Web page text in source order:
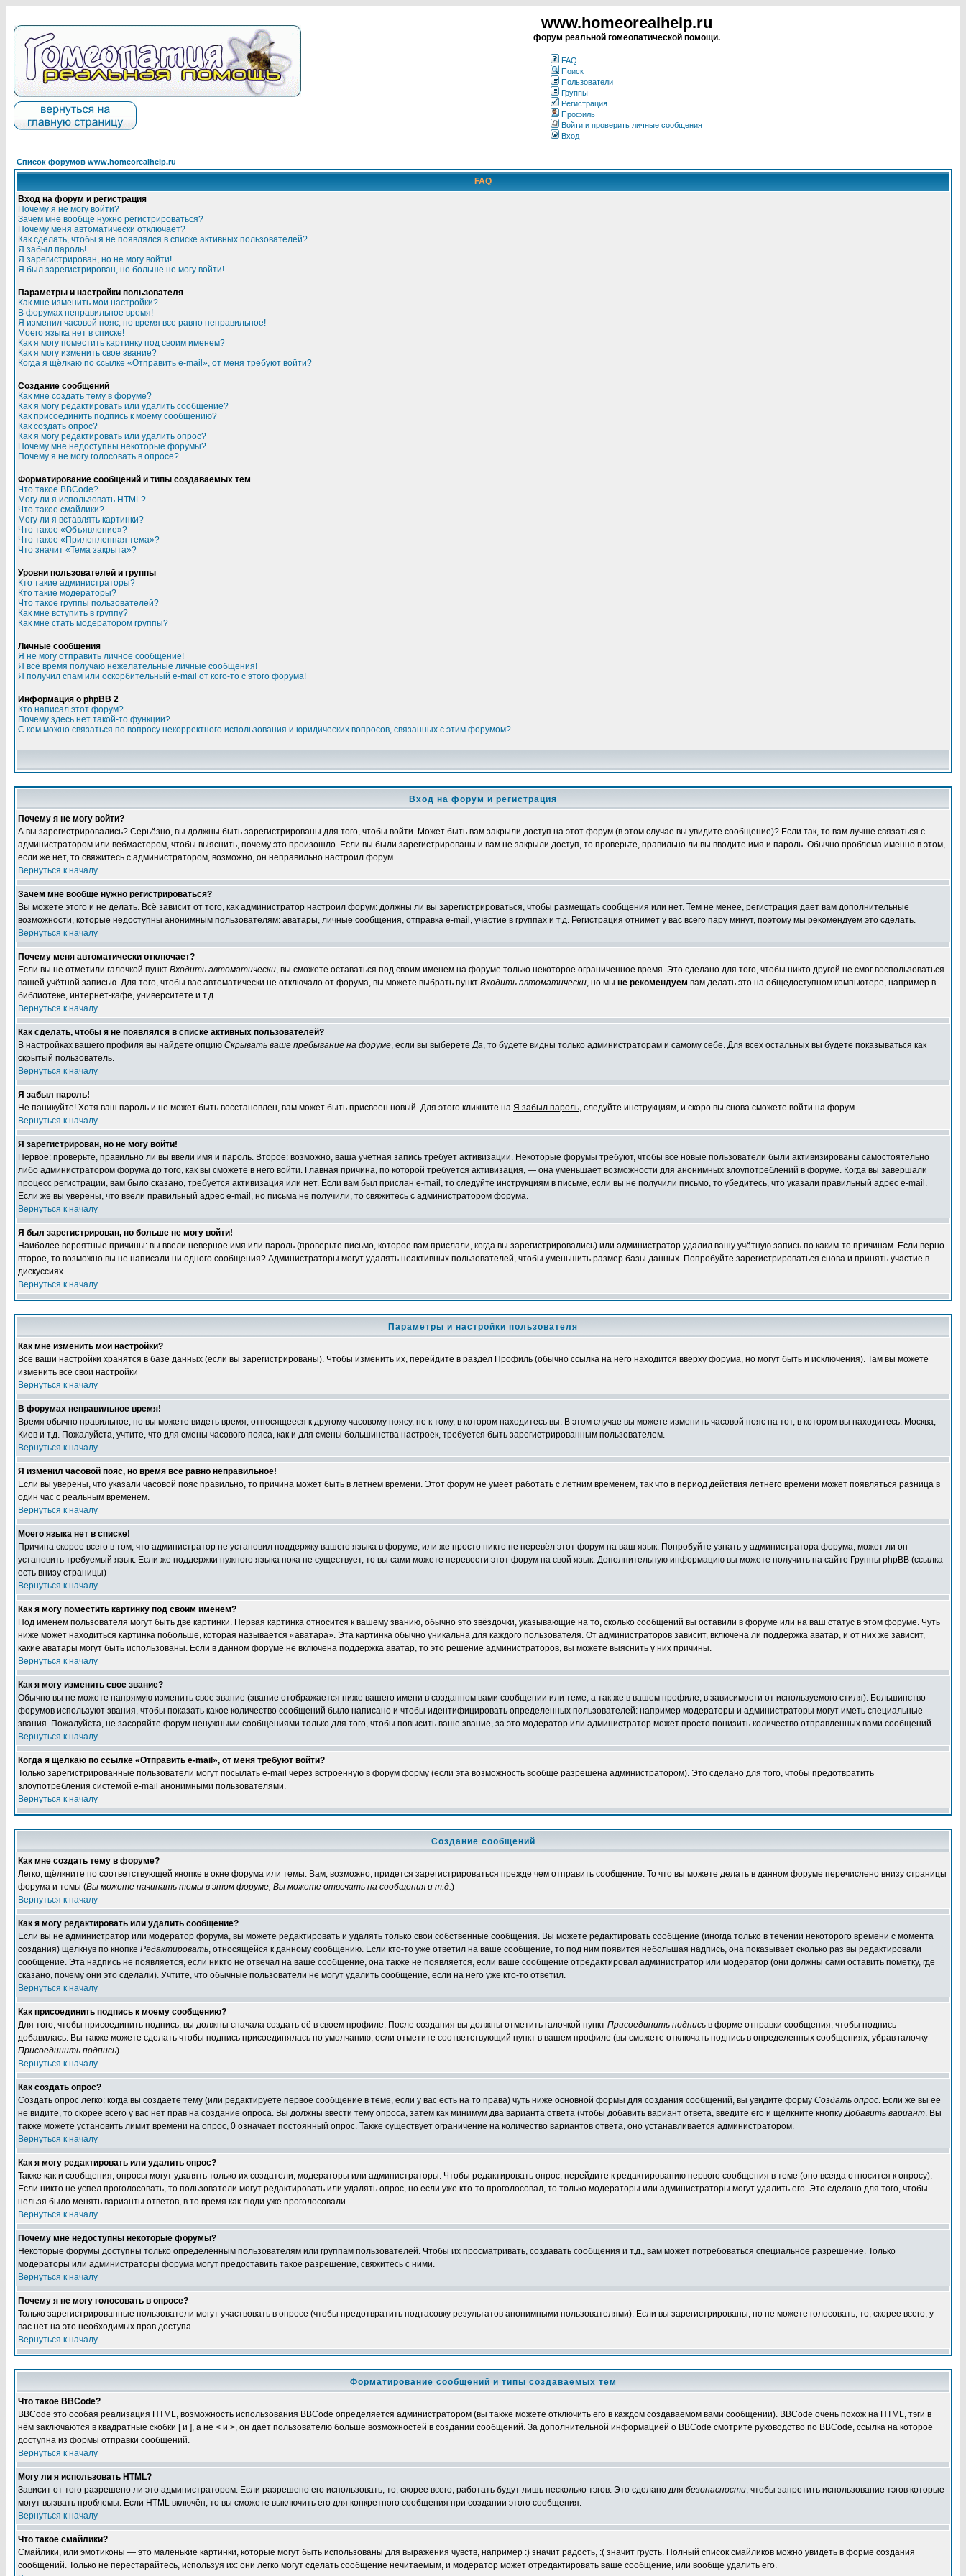
www.homeorealhelp.ru
форум реальной гомеопатической помощи.
FAQ
Поиск
Пользователи
Группы
Регистрация
Профиль
Войти и проверить личные сообщения
Вход
Список форумов www.homeorealhelp.ru
FAQ
Вход на форум и регистрация
Почему я не могу войти?
Зачем мне вообще нужно регистрироваться?
Почему меня автоматически отключает?
Как сделать, чтобы я не появлялся в списке активных пользователей?
Я забыл пароль!
Я зарегистрирован, но не могу войти!
Я был зарегистрирован, но больше не могу войти!
Параметры и настройки пользователя
Как мне изменить мои настройки?
В форумах неправильное время!
Я изменил часовой пояс, но время все равно неправильное!
Моего языка нет в списке!
Как я могу поместить картинку под своим именем?
Как я могу изменить свое звание?
Когда я щёлкаю по ссылке «Отправить e-mail», от меня требуют войти?
Создание сообщений
Как мне создать тему в форуме?
Как я могу редактировать или удалить сообщение?
Как присоединить подпись к моему сообщению?
Как создать опрос?
Как я могу редактировать или удалить опрос?
Почему мне недоступны некоторые форумы?
Почему я не могу голосовать в опросе?
Форматирование сообщений и типы создаваемых тем
Что такое BBCode?
Могу ли я использовать HTML?
Что такое смайлики?
Могу ли я вставлять картинки?
Что такое «Объявление»?
Что такое «Прилепленная тема»?
Что значит «Тема закрыта»?
Уровни пользователей и группы
Кто такие администраторы?
Кто такие модераторы?
Что такое группы пользователей?
Как мне вступить в группу?
Как мне стать модератором группы?
Личные сообщения
Я не могу отправить личное сообщение!
Я всё время получаю нежелательные личные сообщения!
Я получил спам или оскорбительный e-mail от кого-то с этого форума!
Информация о phpBB 2
Кто написал этот форум?
Почему здесь нет такой-то функции?
С кем можно связаться по вопросу некорректного использования и юридических вопросов, связанных с этим форумом?
Вход на форум и регистрация
Почему я не могу войти?
А вы зарегистрировались? Серьёзно, вы должны быть зарегистрированы для того, чтобы войти. Может быть вам закрыли доступ на этот форум (в этом случае вы увидите сообщение)? Если так, то вам лучше связаться с
администратором или вебмастером, чтобы выяснить, почему это произошло. Если вы были зарегистрированы и вам не закрыли доступ, то проверьте, правильно ли вы вводите имя и пароль. Обычно проблема именно в этом,
если же нет, то свяжитесь с администратором, возможно, он неправильно настроил форум.
Вернуться к началу
Зачем мне вообще нужно регистрироваться?
Вы можете этого и не делать. Всё зависит от того, как администратор настроил форум: должны ли вы зарегистрироваться, чтобы размещать сообщения или нет. Тем не менее, регистрация дает вам дополнительные
возможности, которые недоступны анонимным пользователям: аватары, личные сообщения, отправка e-mail, участие в группах и т.д. Регистрация отнимет у вас всего пару минут, поэтому мы рекомендуем это сделать.
Вернуться к началу
Почему меня автоматически отключает?
Если вы не отметили галочкой пункт Входить автоматически, вы сможете оставаться под своим именем на форуме только некоторое ограниченное время. Это сделано для того, чтобы никто другой не смог воспользоваться
вашей учётной записью. Для того, чтобы вас автоматически не отключало от форума, вы можете выбрать пункт Входить автоматически, но мы не рекомендуем вам делать это на общедоступном компьютере, например в
библиотеке, интернет-кафе, университете и т.д.
Вернуться к началу
Как сделать, чтобы я не появлялся в списке активных пользователей?
В настройках вашего профиля вы найдете опцию Скрывать ваше пребывание на форуме, если вы выберетеДа, то будете видны только администраторам и самому себе. Для всех остальных вы будете показываться как
скрытый пользователь.
Вернуться к началу
Я забыл пароль!
Не паникуйте! Хотя ваш пароль и не может быть восстановлен, вам может быть присвоен новый. Для этого кликните на Я забыл пароль, следуйте инструкциям, и скоро вы снова сможете войти на форум
Вернуться к началу
Я зарегистрирован, но не могу войти!
Первое: проверьте, правильно ли вы ввели имя и пароль. Второе: возможно, ваша учетная запись требует активизации. Некоторые форумы требуют, чтобы все новые пользователи были активизированы самостоятельно
либо администратором форума до того, как вы сможете в него войти. Главная причина, по которой требуется активизация, — она уменьшает возможности для анонимных злоупотреблений в форуме. Когда вы завершали
процесс регистрации, вам было сказано, требуется активизация или нет. Если вам был прислан e-mail, то следуйте инструкциям в письме, если вы не получили письмо, то убедитесь, что указали правильный адрес e-mail.
Если же вы уверены, что ввели правильный адрес e-mail, но письма не получили, то свяжитесь с администратором форума.
Вернуться к началу
Я был зарегистрирован, но больше не могу войти!
Наиболее вероятные причины: вы ввели неверное имя или пароль (проверьте письмо, которое вам прислали, когда вы зарегистрировались) или администратор удалил вашу учётную запись по каким-то причинам. Если верно
второе, то возможно вы не написали ни одного сообщения? Администраторы могут удалять неактивных пользователей, чтобы уменьшить размер базы данных. Попробуйте зарегистрироваться снова и принять участие в
дискуссиях.
Вернуться к началу
Параметры и настройки пользователя
Как мне изменить мои настройки?
Все ваши настройки хранятся в базе данных (если вы зарегистрированы). Чтобы изменить их, перейдите в раздел Профиль (обычно ссылка на него находится вверху форума, но могут быть и исключения). Там вы можете
изменить все свои настройки
Вернуться к началу
В форумах неправильное время!
Время обычно правильное, но вы можете видеть время, относящееся к другому часовому поясу, не к тому, в котором находитесь вы. В этом случае вы можете изменить часовой пояс на тот, в котором вы находитесь: Москва,
Киев и т.д. Пожалуйста, учтите, что для смены часового пояса, как и для смены большинства настроек, требуется быть зарегистрированным пользователем.
Вернуться к началу
Я изменил часовой пояс, но время все равно неправильное!
Если вы уверены, что указали часовой пояс правильно, то причина может быть в летнем времени. Этот форум не умеет работать с летним временем, так что в период действия летнего времени может появляться разница в
один час с реальным временем.
Вернуться к началу
Моего языка нет в списке!
Причина скорее всего в том, что администратор не установил поддержку вашего языка в форуме, или же просто никто не перевёл этот форум на ваш язык. Попробуйте узнать у администратора форума, может ли он
установить требуемый язык. Если же поддержки нужного языка пока не существует, то вы сами можете перевести этот форум на свой язык. Дополнительную информацию вы можете получить на сайте Группы phpBB (ссылка
есть внизу страницы)
Вернуться к началу
Как я могу поместить картинку под своим именем?
Под именем пользователя могут быть две картинки. Первая картинка относится к вашему званию, обычно это звёздочки, указывающие на то, сколько сообщений вы оставили в форуме или на ваш статус в этом форуме. Чуть
ниже может находиться картинка побольше, которая называется «аватара». Эта картинка обычно уникальна для каждого пользователя. От администраторов зависит, включена ли поддержка аватар, и от них же зависит,
какие аватары могут быть использованы. Если в данном форуме не включена поддержка аватар, то это решение администраторов, вы можете выяснить у них причины.
Вернуться к началу
Как я могу изменить свое звание?
Обычно вы не можете напрямую изменить свое звание (звание отображается ниже вашего имени в созданном вами сообщении или теме, а так же в вашем профиле, в зависимости от используемого стиля). Большинство
форумов используют звания, чтобы показать какое количество сообщений было написано и чтобы идентифицировать определенных пользователей: например модераторы и администраторы могут иметь специальные
звания. Пожалуйста, не засоряйте форум ненужными сообщениями только для того, чтобы повысить ваше звание, за это модератор или администратор может просто понизить количество отправленных вами сообщений.
Вернуться к началу
Когда я щёлкаю по ссылке «Отправить e-mail», от меня требуют войти?
Только зарегистрированные пользователи могут посылать e-mail через встроенную в форум форму (если эта возможность вообще разрешена администратором). Это сделано для того, чтобы предотвратить
злоупотребления системой e-mail анонимными пользователями.
Вернуться к началу
Создание сообщений
Как мне создать тему в форуме?
Легко, щёлкните по соответствующей кнопке в окне форума или темы. Вам, возможно, придется зарегистрироваться прежде чем отправить сообщение. То что вы можете делать в данном форуме перечислено внизу страницы
форума и темы (Вы можете начинать темы в этом форуме, Вы можете отвечать на сообщения и т.д.)
Вернуться к началу
Как я могу редактировать или удалить сообщение?
Если вы не администратор или модератор форума, вы можете редактировать и удалять только свои собственные сообщения. Вы можете редактировать сообщение (иногда только в течении некоторого времени с момента
создания) щёлкнув по кнопке Редактировать, относящейся к данному сообщению. Если кто-то уже ответил на ваше сообщение, то под ним появится небольшая надпись, она показывает сколько раз вы редактировали
сообщение. Эта надпись не появляется, если никто не отвечал на ваше сообщение, она также не появляется, если ваше сообщение отредактировал администратор или модератор (они должны сами оставить пометку, где
сказано, почему они это сделали). Учтите, что обычные пользователи не могут удалить сообщение, если на него уже кто-то ответил.
Вернуться к началу
Как присоединить подпись к моему сообщению?
Для того, чтобы присоединить подпись, вы должны сначала создать её в своем профиле. После создания вы должны отметить галочкой пункт Присоединить подпись в форме отправки сообщения, чтобы подпись
добавилась. Вы также можете сделать чтобы подпись присоединялась по умолчанию, если отметите соответствующий пункт в вашем профиле (вы сможете отключать подпись в определенных сообщениях, убрав галочку
Присоединить подпись)
Вернуться к началу
Как создать опрос?
Создать опрос легко: когда вы создаёте тему (или редактируете первое сообщение в теме, если у вас есть на то права) чуть ниже основной формы для создания сообщений, вы увидите форму Создать опрос. Если же вы её
не видите, то скорее всего у вас нет прав на создание опроса. Вы должны ввести тему опроса, затем как минимум два варианта ответа (чтобы добавить вариант ответа, введите его и щёлкните кнопкуДобавить вариант. Вы
также можете установить лимит времени на опрос, 0 означает постоянный опрос. Также существует ограничение на количество вариантов ответа, оно устанавливается администратором.
Вернуться к началу
Как я могу редактировать или удалить опрос?
Также как и сообщения, опросы могут удалять только их создатели, модераторы или администраторы. Чтобы редактировать опрос, перейдите к редактированию первого сообщения в теме (оно всегда относится к опросу).
Если никто не успел проголосовать, то пользователи могут редактировать или удалять опрос, но если уже кто-то проголосовал, то только модераторы или администраторы могут удалить его. Это сделано для того, чтобы
нельзя было менять варианты ответов, в то время как люди уже проголосовали.
Вернуться к началу
Почему мне недоступны некоторые форумы?
Некоторые форумы доступны только определённым пользователям или группам пользователей. Чтобы их просматривать, создавать сообщения и т.д., вам может потребоваться специальное разрешение. Только
модераторы или администраторы форума могут предоставить такое разрешение, свяжитесь с ними.
Вернуться к началу
Почему я не могу голосовать в опросе?
Только зарегистрированные пользователи могут участвовать в опросе (чтобы предотвратить подтасовку результатов анонимными пользователями). Если вы зарегистрированы, но не можете голосовать, то, скорее всего, у
вас нет на это необходимых прав доступа.
Вернуться к началу
Форматирование сообщений и типы создаваемых тем
Что такое BBCode?
BBCode это особая реализация HTML, возможность использования BBCode определяется администратором (вы также можете отключить его в каждом создаваемом вами сообщении). BBCode очень похож на HTML, тэги в
нём заключаются в квадратные скобки [ и ], а не < и >, он даёт пользователю больше возможностей в создании сообщений. За дополнительной информацией о BBCode смотрите руководство по BBCode, ссылка на которое
доступна из формы отправки сообщений.
Вернуться к началу
Могу ли я использовать HTML?
Зависит от того разрешено ли это администратором. Если разрешено его использовать, то, скорее всего, работать будут лишь несколько тэгов. Это сделано для безопасности, чтобы запретить использование тэгов которые
могут вызвать проблемы. Если HTML включён, то вы сможете выключить его для конкретного сообщения при создании этого сообщения.
Вернуться к началу
Что такое смайлики?
Смайлики, или эмотиконы — это маленькие картинки, которые могут быть использованы для выражения чувств, например :) значит радость, :( значит грусть. Полный список смайликов можно увидеть в форме создания
сообщений. Только не перестарайтесь, используя их: они легко могут сделать сообщение нечитаемым, и модератор может отредактировать ваше сообщение, или вообще удалить его.